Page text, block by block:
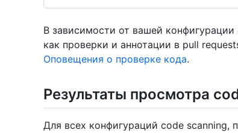
В зависимости от вашей
как проверки и аннотации в pull
Оповещения о проверке кода.
Результаты просмотра
Для всех конфигураций code scanning,